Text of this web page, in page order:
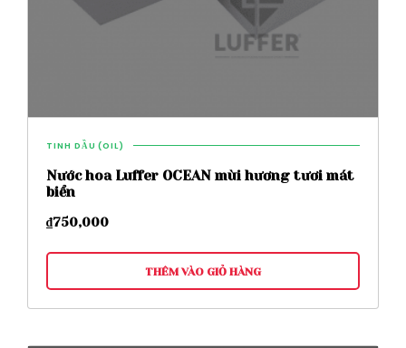
TINH DẦU (OIL)
Nước hoa Luffer OCEAN mùi hương tươi mát
biển
₫750,000
THÊM VÀO GIỎ HÀNG